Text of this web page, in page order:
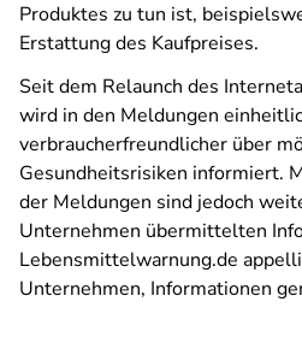
Produktes zu tun ist,
Erstattung des Kaufpreises.
Seit dem Relaunch des
wird in den Meldungen
verbraucherfreundlicher über
Gesundheitsrisiken informiert.
der Meldungen sind jedoch
Unternehmen übermittelten
Lebensmittelwarnung.de
Unternehmen, Informationen